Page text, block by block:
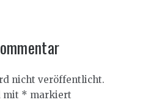
nicht veröffentlicht.
mit * markiert